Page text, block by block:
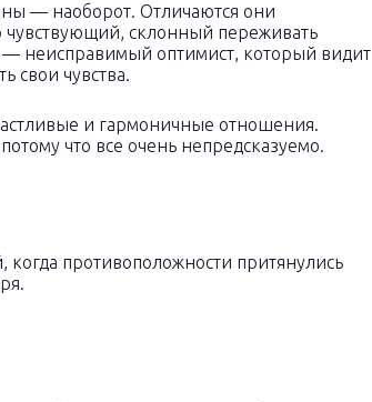
— наоборот. Отличаются они
склонный переживать
— неисправимый оптимист, который видит
свои чувства.
и гармоничные отношения.
что все очень непредсказуемо.
когда противоположности притянулись